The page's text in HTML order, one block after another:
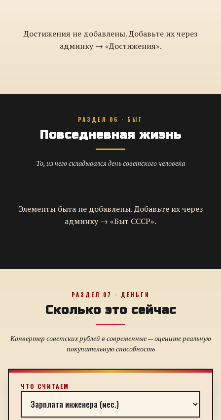
Достижения не добавлены. Добавьте их через
админку → «Достижения».
РАЗДЕЛ 06 · БЫТ
Повседневная жизнь
То, из чего складывался день советского человека
Элементы быта не добавлены. Добавьте их через
админку → «Быт СССР».
РАЗДЕЛ 07 · ДЕНЬГИ
Сколько это сейчас
Конвертер советских рублей в современные — оцените реальную
покупательную способность
ЧТО СЧИТАЕМ